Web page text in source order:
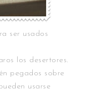
ser usados
los desertores.
pegados sobre
usarse